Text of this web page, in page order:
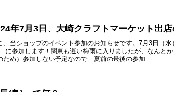
年7月3日、大崎クラフトマーケット出
、当ショップのイベント参加のお知らせです。7月3日（
に参加します！関東も遅い梅雨に入りましたが、なんと
ため）参加しない予定なので、夏前の最後の参加...